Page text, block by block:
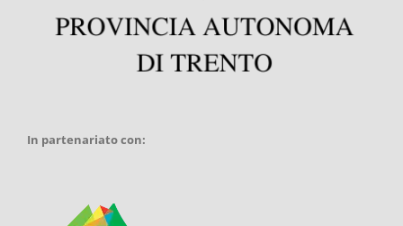
In partenariato con: